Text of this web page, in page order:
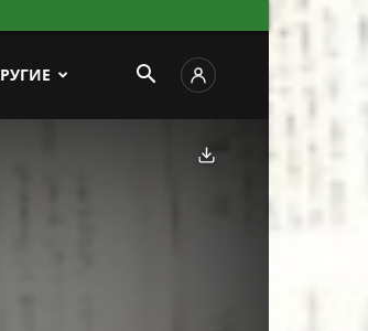
Скачать фото